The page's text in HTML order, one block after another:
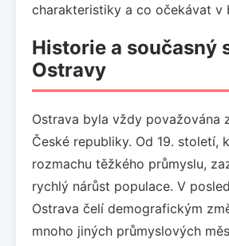
charakteristiky a co očekávat v
Historie a současný
Ostravy
Ostrava byla vždy považována
České republiky. Od 19. století,
rozmachu těžkého průmyslu,
rychlý nárůst populace. V
Ostrava čelí demografickým
mnoho jiných průmyslových